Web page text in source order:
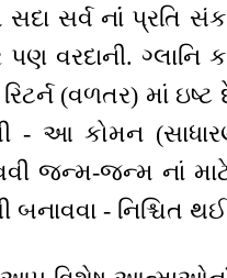
સર્વ નાંં પ્રતિ
વરદાની. ગ્લાનિ
(વળતર) માં ઇષ્ટ
- આ કોમન
જન્મ-જન્મ નાં
બનાવવા - નિશ્ચિત